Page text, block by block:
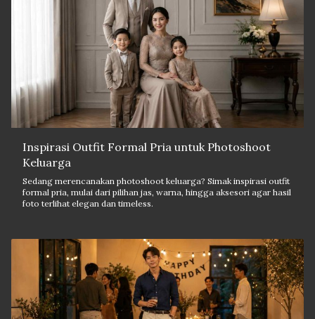
Inspirasi Outfit Formal Pria untuk Photoshoot
Keluarga
Sedang merencanakan photoshoot keluarga? Simak inspirasi outfit
formal pria, mulai dari pilihan jas, warna, hingga aksesori agar hasil
foto terlihat elegan dan timeless.